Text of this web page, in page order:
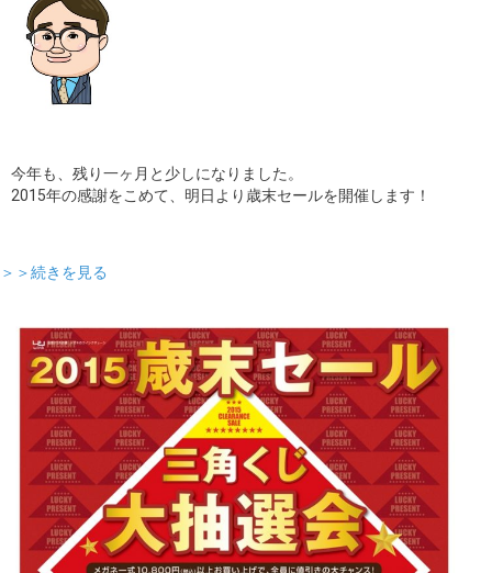
コラム
ブログ
今年も、残り一ヶ月と少しになりました。
2015年の感謝をこめて、明日より歳末セールを開催します！
＞＞続きを見る